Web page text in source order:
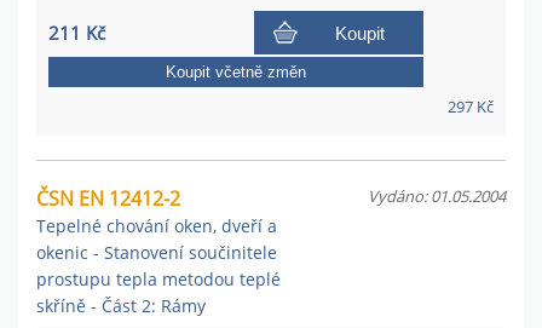
211 Kč Koupit
297 Kč
Koupit včetně změn
ČSN EN 12412-2
Tepelné chování oken, dveří a
okenic - Stanovení součinitele
prostupu tepla metodou teplé
skříně - Část 2: Rámy
Vydáno: 01.05.2004